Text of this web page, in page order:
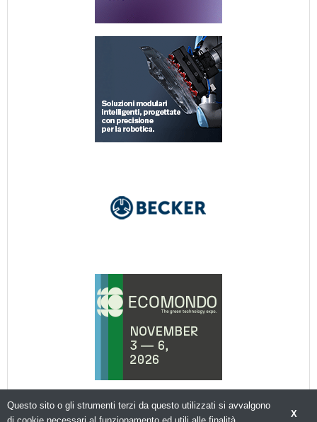
X
Questo sito o gli strumenti terzi da questo utilizzati si avvalgono